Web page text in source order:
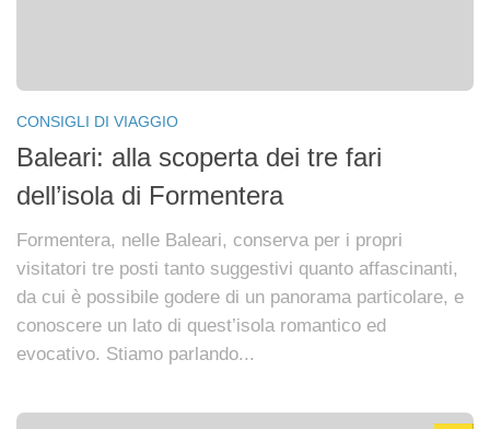
CONSIGLI DI VIAGGIO
Baleari: alla scoperta dei tre fari
dell’isola di Formentera
Formentera, nelle Baleari, conserva per i propri
visitatori tre posti tanto suggestivi quanto affascinanti,
da cui è possibile godere di un panorama particolare, e
conoscere un lato di quest’isola romantico ed
evocativo. Stiamo parlando...